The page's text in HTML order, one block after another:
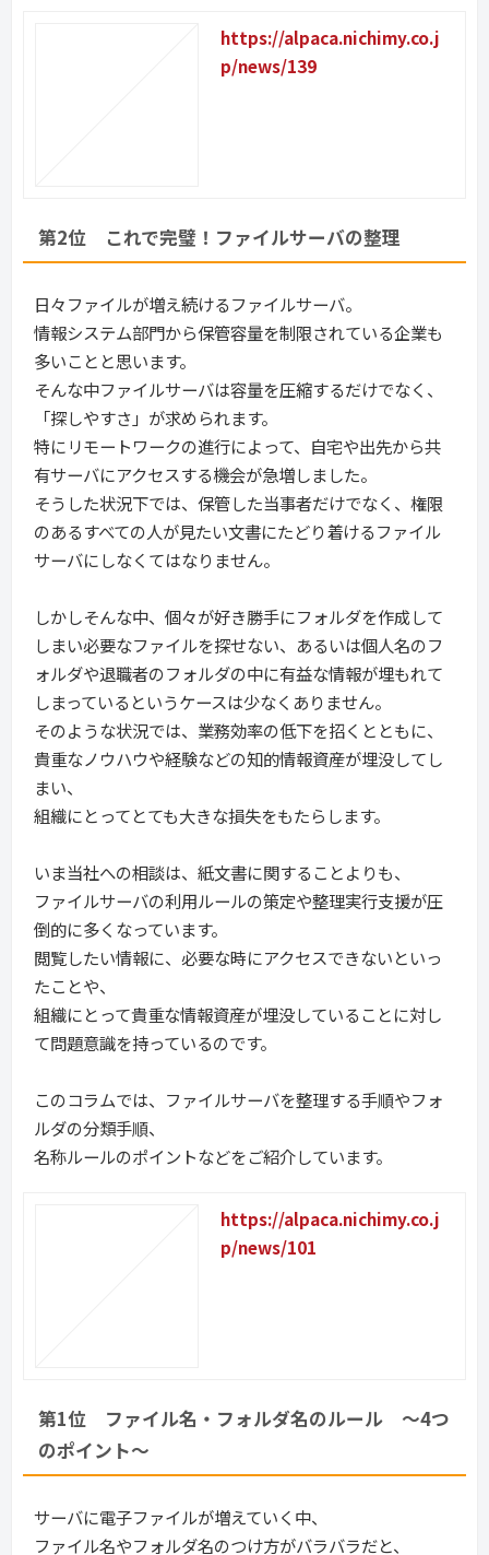
https://alpaca.nichimy.co.j
p/news/139
第2位　これで完璧！ファイルサーバの整理
日々ファイルが増え続けるファイルサーバ。
情報システム部門から保管容量を制限されている企業も
多いことと思います。
そんな中ファイルサーバは容量を圧縮するだけでなく、
「探しやすさ」が求められます。
特にリモートワークの進行によって、自宅や出先から共
有サーバにアクセスする機会が急増しました。
そうした状況下では、保管した当事者だけでなく、権限
のあるすべての人が見たい文書にたどり着けるファイル
サーバにしなくてはなりません。
しかしそんな中、個々が好き勝手にフォルダを作成して
しまい必要なファイルを探せない、あるいは個人名のフ
ォルダや退職者のフォルダの中に有益な情報が埋もれて
しまっているというケースは少なくありません。
そのような状況では、業務効率の低下を招くとともに、
貴重なノウハウや経験などの知的情報資産が埋没してし
まい、
組織にとってとても大きな損失をもたらします。
いま当社への相談は、紙文書に関することよりも、
ファイルサーバの利用ルールの策定や整理実行支援が圧
倒的に多くなっています。
閲覧したい情報に、必要な時にアクセスできないといっ
たことや、
組織にとって貴重な情報資産が埋没していることに対し
て問題意識を持っているのです。
このコラムでは、ファイルサーバを整理する手順やフォ
ルダの分類手順、
名称ルールのポイントなどをご紹介しています。
https://alpaca.nichimy.co.j
p/news/101
第1位　ファイル名・フォルダ名のルール　～4つ
のポイント～
サーバに電子ファイルが増えていく中、
ファイル名やフォルダ名のつけ方がバラバラだと、